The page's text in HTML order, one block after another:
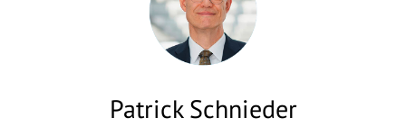
Patrick Schnieder